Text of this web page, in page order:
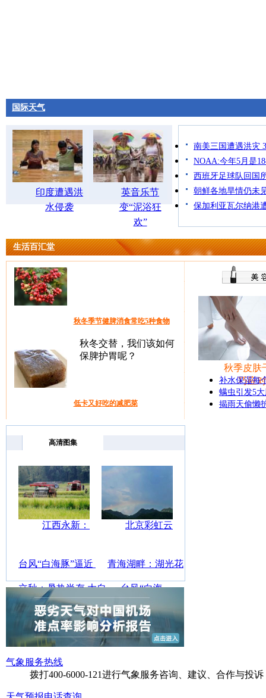
国际天气
印度遭遇洪
水侵袭
英音乐节
变“泥浴狂
欢”
南美三国遭遇洪灾
NOAA:今年5月是
西班牙足球队回国
朝鲜各地旱情仍未
保加利亚瓦尔纳港
生活百汇堂
秋冬季节健脾消食常吃5种食物
秋冬交替，我们该如何
保脾护胃呢？
低卡又好吃的减肥菜
每天吃魔芋会有减肥的
女人保健操 告别黄脸婆
女人保健操，留住美
丽，留住青春，一起健
康一起成长。
秋季皮肤
巧应对
补水保湿每
螨虫引发5
揭雨天偷懒
高清图集
江西永新：
北京彩虹云
台风“白海豚”逼近
青海湖畔：湖光花
海长
立秋：暑热尚存 大自
台风“白海
豚”来临前
今日份天空“显眼包”
走进青海祁连
邂逅一
台风“白海豚”逼近
北京气温创今年来
气象服务热线
拨打400-6000-121进行气象服务咨询、建议、合作与投诉